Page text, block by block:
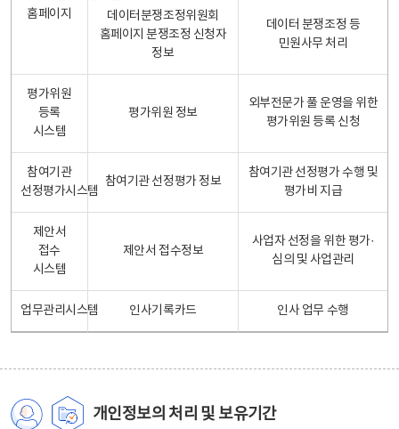
홈페이지
데이터분쟁조정위원회
홈페이지 분쟁조정 신청자
정보
데이터 분쟁조정 등
민원사무 처리
평가위원
등록
시스템
평가위원 정보
외부전문가 풀 운영을 위한
평가위원 등록 신청
참여기관
선정평가시스템
참여기관 선정평가 정보
참여기관 선정평가 수행 및
평가비 지급
제안서
접수
시스템
제안서 접수정보
사업자 선정을 위한 평가·
심의 및 사업관리
업무관리시스템 인사기록카드 인사 업무 수행
개인정보의 처리 및 보유기간